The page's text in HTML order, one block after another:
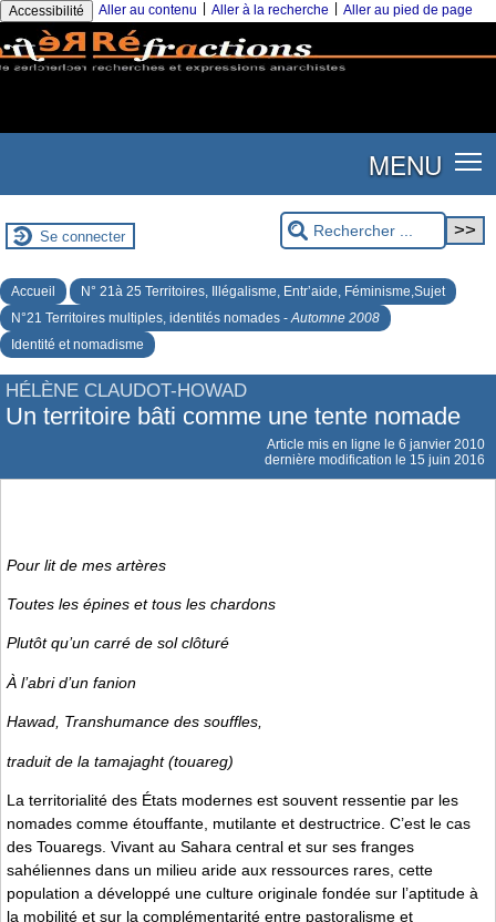
Accessibilité Aller au contenu Aller à la recherche Aller au pied de page
MENU
Se connecter
Accueil
N° 21à 25 Territoires, Illégalisme, Entr’aide, Féminisme,Sujet
N°21 Territoires multiples, identités nomades -Automne 2008
Identité et nomadisme
HÉLÈNE CLAUDOT-HOWAD
Un territoire bâti comme une tente nomade
Article mis en ligne le 6 janvier 2010
dernière modification le 15 juin 2016
Pour lit de mes artères
Toutes les épines et tous les chardons
Plutôt qu’un carré de sol clôturé
À l’abri d’un fanion
Hawad, Transhumance des souffles,
traduit de la tamajaght (touareg)
La territorialité des États modernes est souvent ressentie par les
nomades comme étouffante, mutilante et destructrice. C’est le cas
des Touaregs. Vivant au Sahara central et sur ses franges
sahéliennes dans un milieu aride aux ressources rares, cette
population a développé une culture originale fondée sur l’aptitude à
la mobilité et sur la complémentarité entre pastoralisme et